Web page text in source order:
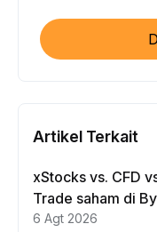
Artikel Terkait
xStocks vs. CFD
Trade saham di
6 Agt 2026